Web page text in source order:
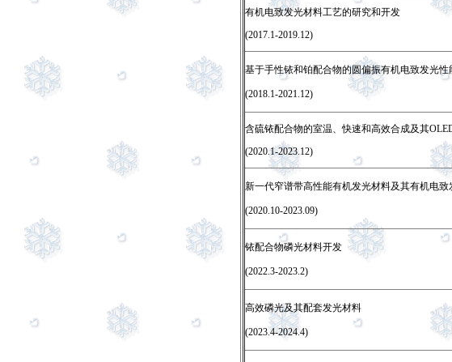
有机电致发光材料工艺的研究和开发
(2017.1-2019.12)
基于手性铱和铂配合物的圆偏振有机电致发光性
(2018.1-2021.12)
含硫铱配合物的室温、快速和高效合成及其
(2020.1-2023.12)
新一代窄谱带高性能有机发光材料及其有机电致
(2020.10-2023.09)
铱配合物磷光材料开发
(2022.3-2023.2)
高效磷光及其配套发光材料
(2023.4-2024.4)